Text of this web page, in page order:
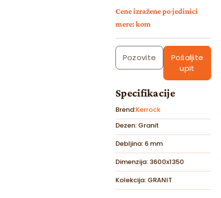
Cene izražene po jedinici
mere: kom
Pozovite
Pošaljite
upit
Specifikacije
Brend:Kerrock
Dezen: Granit
Debljina: 6 mm
Dimenzija: 3600x1350
Kolekcija: GRANIT